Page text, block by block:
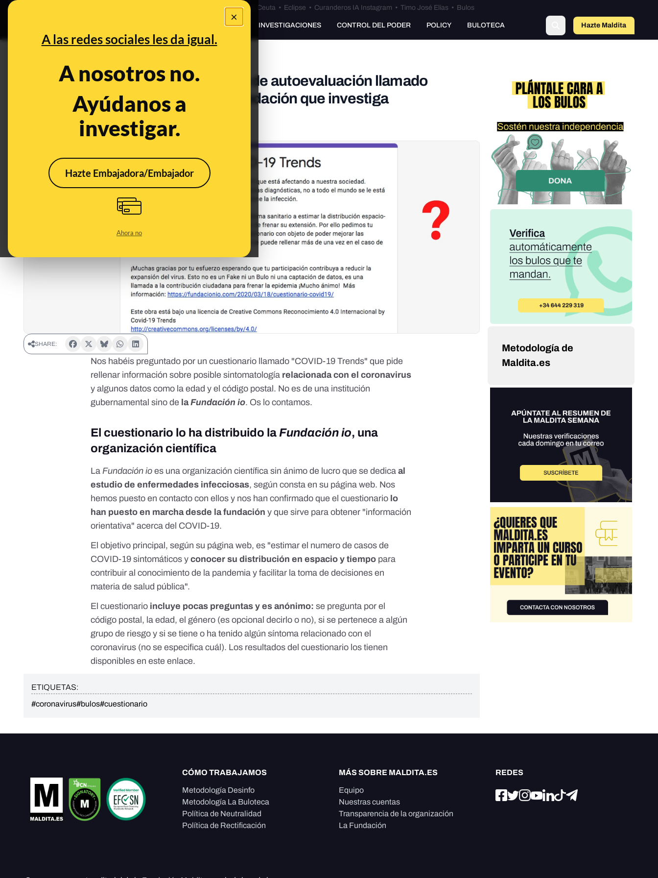
×
A las redes sociales les da igual.
A nosotros no.
Ayúdanos a
investigar.
Hazte Embajadora/Embajador
Ahora no
Especial Ceuta•Bulos Ceuta • Eclipse • Curanderos IA Instagram • Timo José Elías • Bulos
PREBUNKING INVESTIGACIONES CONTROL DEL PODER POLICY BULOTECA Hazte Maldita
¿Qué sabemos de un cuestionario de autoevaluación llamado
"COVID-19 Trends"? Es de una fundación que investiga
enfermedades infecciosas
Mar 27, 2020, 9:53:00 AM
SHARE:
Nos habéis preguntado por un cuestionario llamado "COVID-19 Trends" que pide
rellenar información sobre posible sintomatología relacionada con el coronavirus
y algunos datos como la edad y el código postal. No es de una institución
gubernamental sino de laFundación io. Os lo contamos.
El cuestionario lo ha distribuido laFundación io, una
organización científica
LaFundación io es una organización científica sin ánimo de lucro que se dedicaal
estudio de enfermedades infecciosas,según consta en su página web. Nos
hemos puesto en contacto con ellos y nos han confirmado que el cuestionario lo
han puesto en marcha desde la fundación y que sirve para obtener "información
orientativa" acerca del COVID-19.
El objetivo principal, según su página web, es "estimar el numero de casos de
COVID-19 sintomáticos y conocer su distribución en espacio y tiempo para
contribuir al conocimiento de la pandemia y facilitar la toma de decisiones en
materia de salud pública".
El cuestionario incluye pocas preguntas y es anónimo: se pregunta por el
código postal, la edad, el género (es opcional decirlo o no), si se pertenece a algún
grupo de riesgo y si se tiene o ha tenido algún síntoma relacionado con el
coronavirus (no se especifica cuál). Los resultados del cuestionario los tienen
disponibles eneste enlace.
ETIQUETAS:
#coronavirus#bulos#cuestionario
Metodología de
Maldita.es
CÓMO TRABAJAMOS
Metodología Desinfo
Metodología La Buloteca
Política de Neutralidad
Política de Rectificación
MÁS SOBRE MALDITA.ES
Equipo
Nuestras cuentas
Transparencia de la organización
La Fundación
REDES